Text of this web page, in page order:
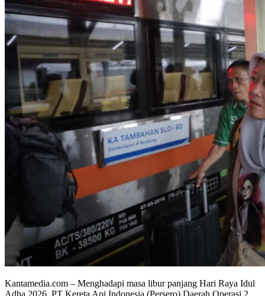
Kantamedia.com – Menghadapi masa libur panjang Hari Raya Idul
Adha 2026, PT Kereta Api Indonesia (Persero) Daerah Operasi 2